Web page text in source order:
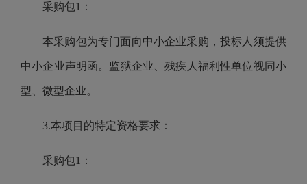
采购包1：
本采购包为专门面向中小企业采购，投标人须提供
中小企业声明函。监狱企业、残疾人福利性单位视同小
型、微型企业。
3.本项目的特定资格要求：
采购包1：